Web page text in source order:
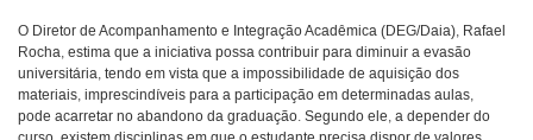
O Diretor de Acompanhamento e Integração Acadêmica (DEG/Daia), Rafael
Rocha, estima que a iniciativa possa contribuir para diminuir a evasão
universitária, tendo em vista que a impossibilidade de aquisição dos
materiais, imprescindíveis para a participação em determinadas aulas,
pode acarretar no abandono da graduação. Segundo ele, a depender do